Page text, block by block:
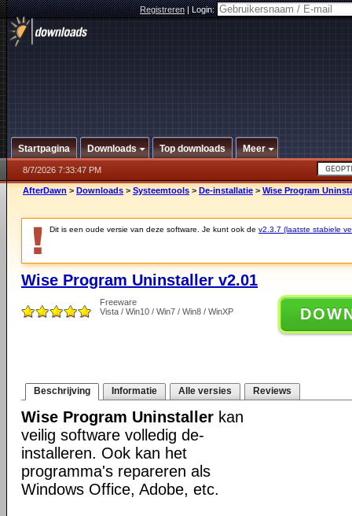
Registreren|Login:
Startpagina Downloads Top downloads Meer
8/7/2026 7:33:47 PM
AfterDawn > Downloads > Systeemtools > De-installatie > Wise Program
Dit is een oude versie van deze software. Je kunt ook de v2.3.7 (laatste stabiele
Wise Program Uninstaller v2.01
Freeware
Vista / Win10 / Win7 / Win8 / WinXP
Beschrijving Informatie Alle versies Reviews
Wise Program Uninstaller kan
veilig software volledig de-
installeren. Ook kan het
programma's repareren als
Windows Office, Adobe, etc.